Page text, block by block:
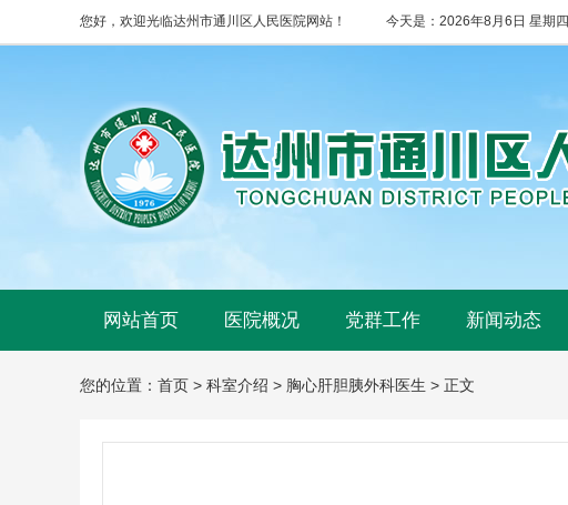
您好，欢迎光临达州市通川区人民医院网站！ 今天是： 2026年8月6日 星期四
网站首页 医院概况 党群工作 新闻动态
您的位置：首页 > 科室介绍 > 胸心肝胆胰外科医生 > 正文